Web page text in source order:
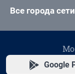
Все города сети
Google